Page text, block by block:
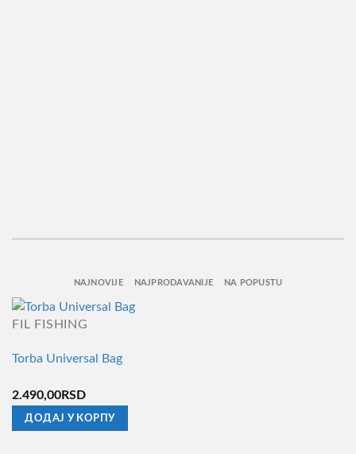
NAJNOVIJE NAJPRODAVANIJE NA POPUSTU
FIL FISHING
Torba Universal Bag
2.490,00RSD
ДОДАЈ У КОРПУ